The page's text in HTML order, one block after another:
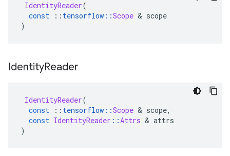
IdentityReader(
const
:: tensorflow ::Scope & scope
)
IdentityReader
IdentityReader(
const
:: tensorflow ::Scope & scope,
const IdentityReader ::Attrs & attrs
)